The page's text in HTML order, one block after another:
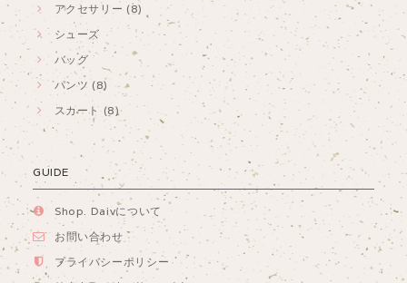
アクセサリー (8)
シューズ
バッグ
パンツ (8)
スカート (8)
GUIDE
Shop. Daivについて
お問い合わせ
プライバシーポリシー